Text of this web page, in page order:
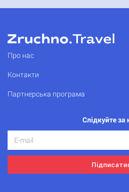
Про нас
Контакти
Партнерська програма
Слідкуйте за